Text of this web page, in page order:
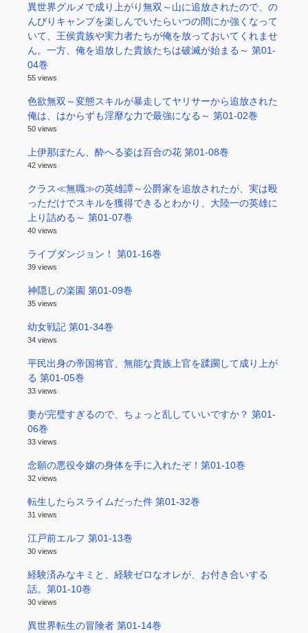
異世界グルメで成り上がり無双～山に追放されたので、の
んびりキャンプを楽しんでいたらいつの間にか強くなって
いて、王侯貴族や実力者たちが俺を放っておいてくれませ
ん。一方、俺を追放した貴族たちは破滅が始まる～ 第01-
04巻
55 views
色欲無双～変態スキルが暴走してヤリサーから追放された
俺は、はからずも淫靡な力で最強になる～ 第01-02巻
50 views
上伊那ぼたん、酔へる姿は百合の花 第01-08巻
42 views
クラス≪無職≫の英雄譚～公爵家を追放されたが、実は殴
っただけでスキルを獲得できるとわかり、大陸一の英雄に
上り詰める～ 第01-07巻
40 views
ライブダンジョン！ 第01-16巻
39 views
神隠しの楽園 第01-09巻
35 views
幼女戦記 第01-34巻
34 views
平民出身の帝国将官、無能な貴族上官を蹂躙して成り上が
る 第01-05巻
33 views
妻が完璧すぎるので、ちょっと乱していいですか？ 第01-
06巻
33 views
念願の悪役令嬢の身体を手に入れたぞ！第01-10巻
32 views
転生したらスライムだった件 第01-32巻
31 views
江戸前エルフ 第01-13巻
30 views
経験済みなキミと、経験ゼロなオレが、お付き合いする
話。第01-10巻
30 views
異世界転生の冒険者 第01-14巻